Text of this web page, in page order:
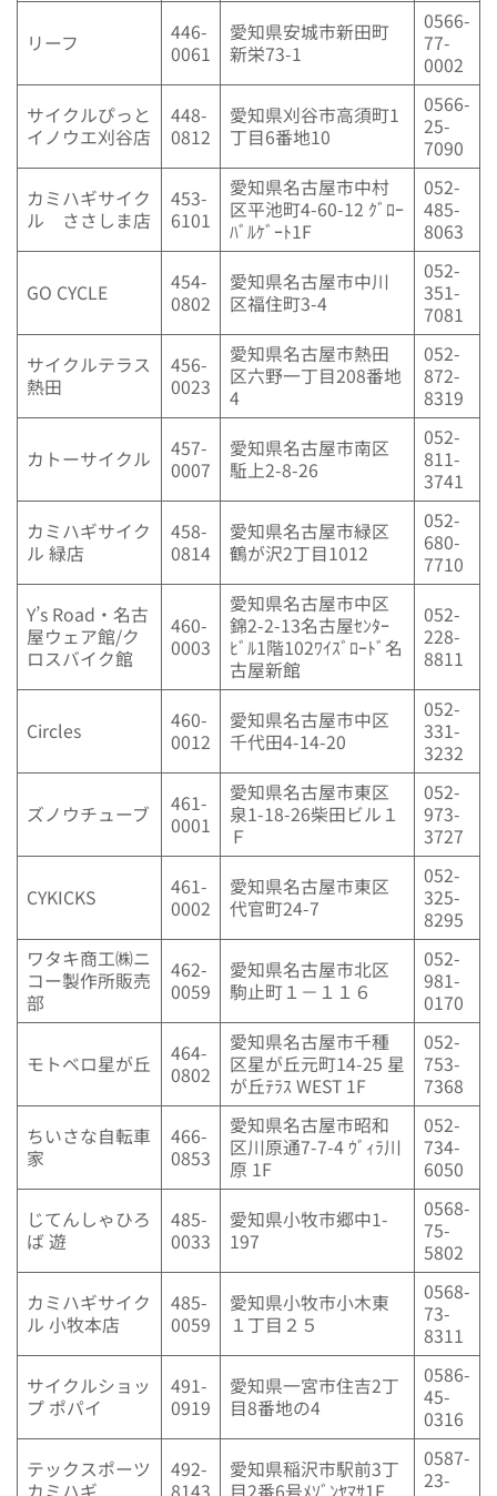
リーフ
446-
0061
愛知県安城市新田町
新栄73-1
0566-
77-
0002
サイクルぴっと
イノウエ刈谷店
448-
0812
愛知県刈谷市高須町1
丁目6番地10
0566-
25-
7090
カミハギサイク
ル ささしま店
453-
6101
愛知県名古屋市中村
区平池町4-60-12 ｸﾞﾛｰ
ﾊﾞﾙｹﾞｰﾄ1F
052-
485-
8063
GO CYCLE
454-
0802
愛知県名古屋市中川
区福住町3-4
052-
351-
7081
サイクルテラス
熱田
456-
0023
愛知県名古屋市熱田
区六野一丁目208番地
4
052-
872-
8319
カトーサイクル
457-
0007
愛知県名古屋市南区
駈上2-8-26
052-
811-
3741
カミハギサイク
ル 緑店
458-
0814
愛知県名古屋市緑区
鶴が沢2丁目1012
052-
680-
7710
Y’s Road・名古
屋ウェア館/ク
ロスバイク館
460-
0003
愛知県名古屋市中区
錦2-2-13名古屋ｾﾝﾀｰ
ﾋﾞﾙ1階102ﾜｲｽﾞﾛｰﾄﾞ名
古屋新館
052-
228-
8811
Circles
460-
0012
愛知県名古屋市中区
千代田4-14-20
052-
331-
3232
ズノウチューブ
461-
0001
愛知県名古屋市東区
泉1-18-26柴田ビル１
Ｆ
052-
973-
3727
CYKICKS
461-
0002
愛知県名古屋市東区
代官町24-7
052-
325-
8295
ワタキ商工㈱ニ
コー製作所販売
部
462-
0059
愛知県名古屋市北区
駒止町１－１１６
052-
981-
0170
モトベロ星が丘
464-
0802
愛知県名古屋市千種
区星が丘元町14-25 星
が丘ﾃﾗｽ WEST 1F
052-
753-
7368
ちいさな自転車
家
466-
0853
愛知県名古屋市昭和
区川原通7-7-4 ｳﾞｨﾗ川
原 1F
052-
734-
6050
じてんしゃひろ
ば 遊
485-
0033
愛知県小牧市郷中1-
197
0568-
75-
5802
カミハギサイク
ル 小牧本店
485-
0059
愛知県小牧市小木東
１丁目２５
0568-
73-
8311
サイクルショッ
プ ポパイ
491-
0919
愛知県一宮市住吉2丁
目8番地の4
0586-
45-
0316
テックスポーツ
492-
愛知県稲沢市駅前3丁
0587-
23-